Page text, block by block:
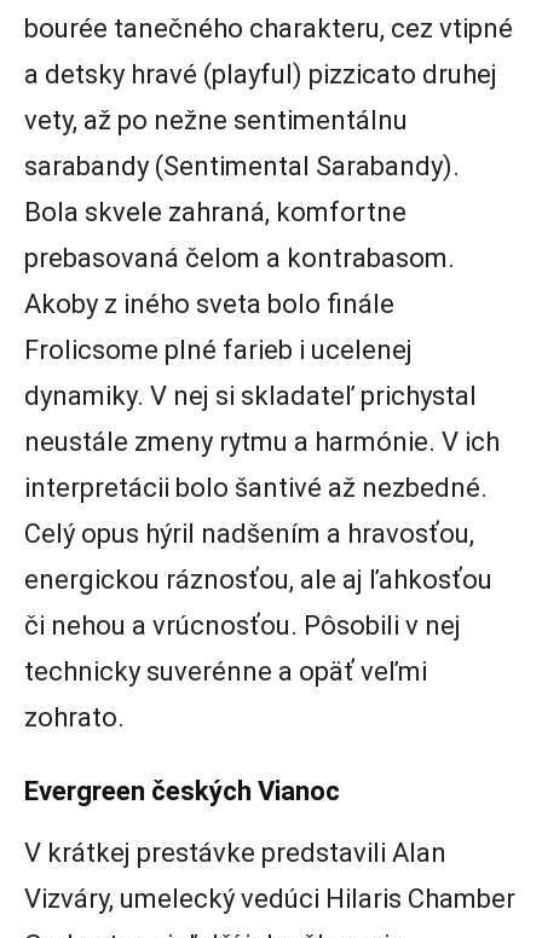
bourée tanečného charakteru, cez vtipné
a detsky hravé (playful) pizzicato druhej
vety, až po nežne sentimentálnu
sarabandy (Sentimental Sarabandy).
Bola skvele zahraná, komfortne
prebasovaná čelom a kontrabasom.
Akoby z iného sveta bolo finále
Frolicsome plné farieb i ucelenej
dynamiky. V nej si skladateľ prichystal
neustále zmeny rytmu a harmónie. V ich
interpretácii bolo šantivé až nezbedné.
Celý opus hýril nadšením a hravosťou,
energickou ráznosťou, ale aj ľahkosťou
či nehou a vrúcnosťou. Pôsobili v nej
technicky suverénne a opäť veľmi
zohrato.
Evergreen českých Vianoc
V krátkej prestávke predstavili Alan
Vizváry, umelecký vedúci Hilaris Chamber